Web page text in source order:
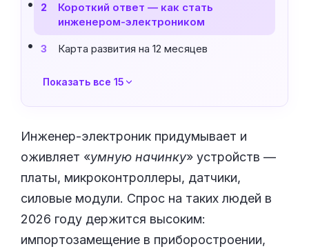
2
Короткий ответ — как стать
инженером-электроником
3 Карта развития на 12 месяцев
Показать все 15
Инженер-электроник придумывает и
оживляет «умную начинку» устройств —
платы, микроконтроллеры, датчики,
силовые модули. Спрос на таких людей в
2026 году держится высоким:
импортозамещение в приборостроении,